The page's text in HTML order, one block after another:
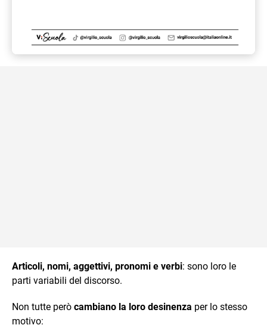
Articoli, nomi, aggettivi, pronomi e verbi: sono loro le
parti variabili del discorso.
Non tutte però cambiano la loro desinenza per lo stesso
motivo: